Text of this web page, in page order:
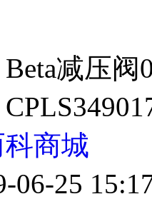
减压阀
商城
06-25